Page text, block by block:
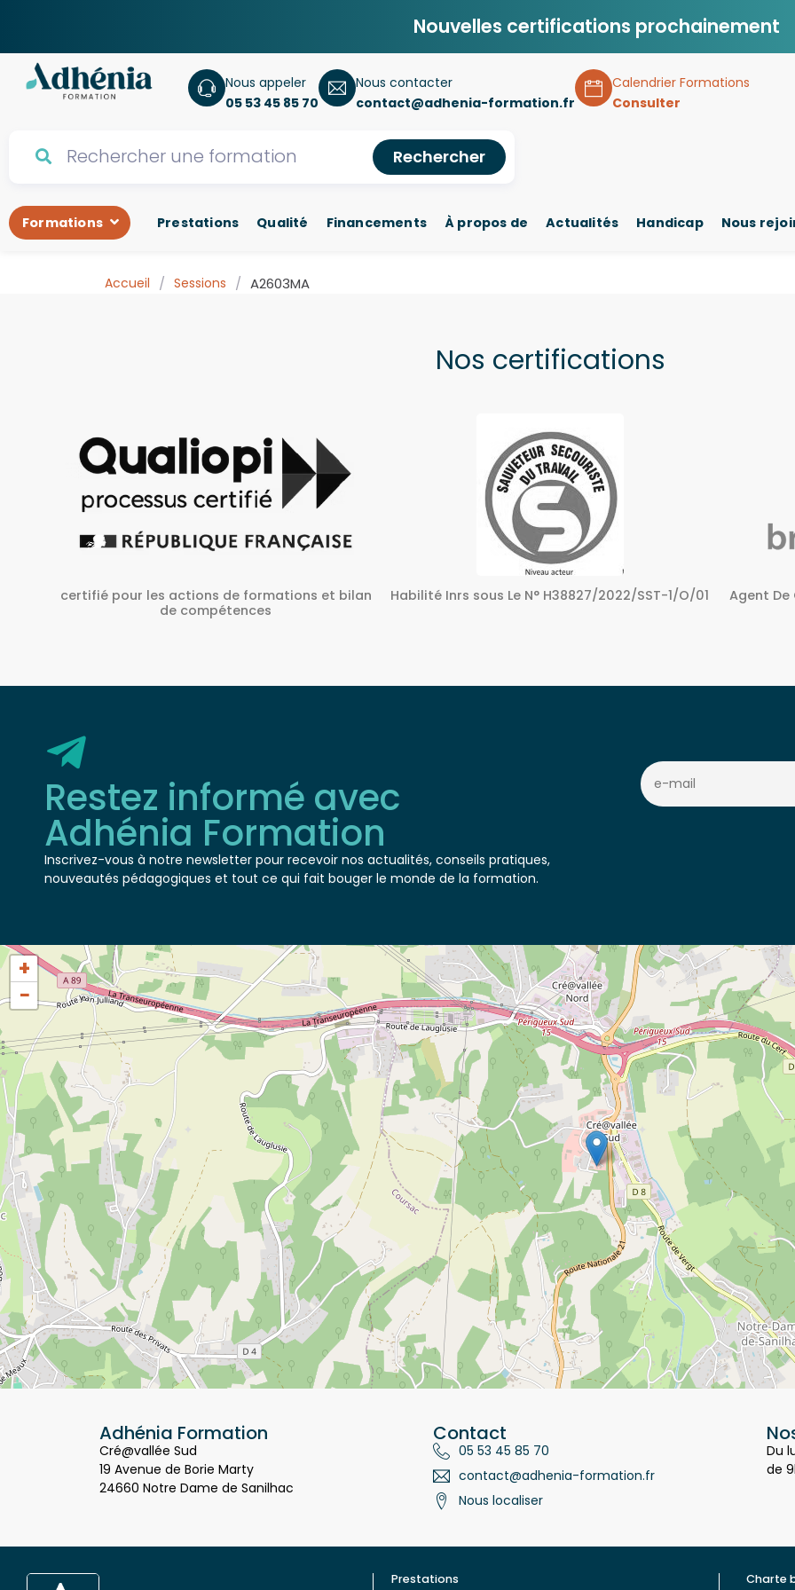
Nouvelles certifications prochainement
Nous appeler
05 53 45 85 70
Nous contacter
contact@adhenia-formation.fr
Calendrier Formations
Consulter
Rechercher
Formations Prestations Qualité Financements À propos de Actualités Handicap Nous
Accueil / Sessions / A2603MA
Nos certifications
Habilité Inrs sous Le N° H38827/2022/SST-1/O/01 Agent De Certification sous Le N° 72240158724 Centre
Restez informé avec
Adhénia Formation
Inscrivez-vous à notre newsletter pour recevoir nos actualités, conseils pratiques,
nouveautés pédagogiques et tout ce qui fait bouger le monde de la formation.
+
−
Cré@vallée Sud
19 Avenue de Borie Marty
24660 Notre Dame de Sanilhac
05 53 45 85 70
contact@adhenia-formation.fr
Nous localiser
Du
de